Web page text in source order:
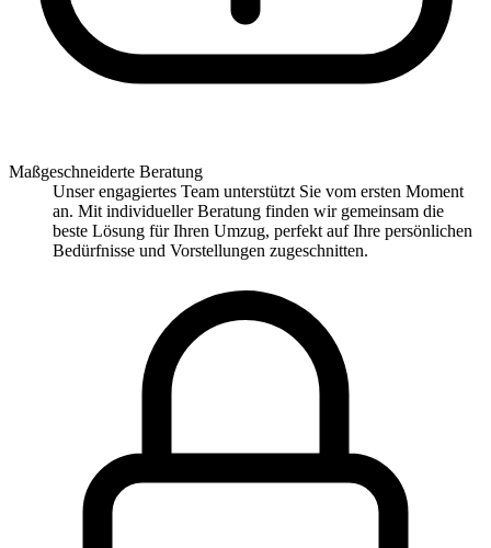
Maßgeschneiderte Beratung
Unser engagiertes Team unterstützt Sie vom ersten Moment
an. Mit individueller Beratung finden wir gemeinsam die
beste Lösung für Ihren Umzug, perfekt auf Ihre persönlichen
Bedürfnisse und Vorstellungen zugeschnitten.